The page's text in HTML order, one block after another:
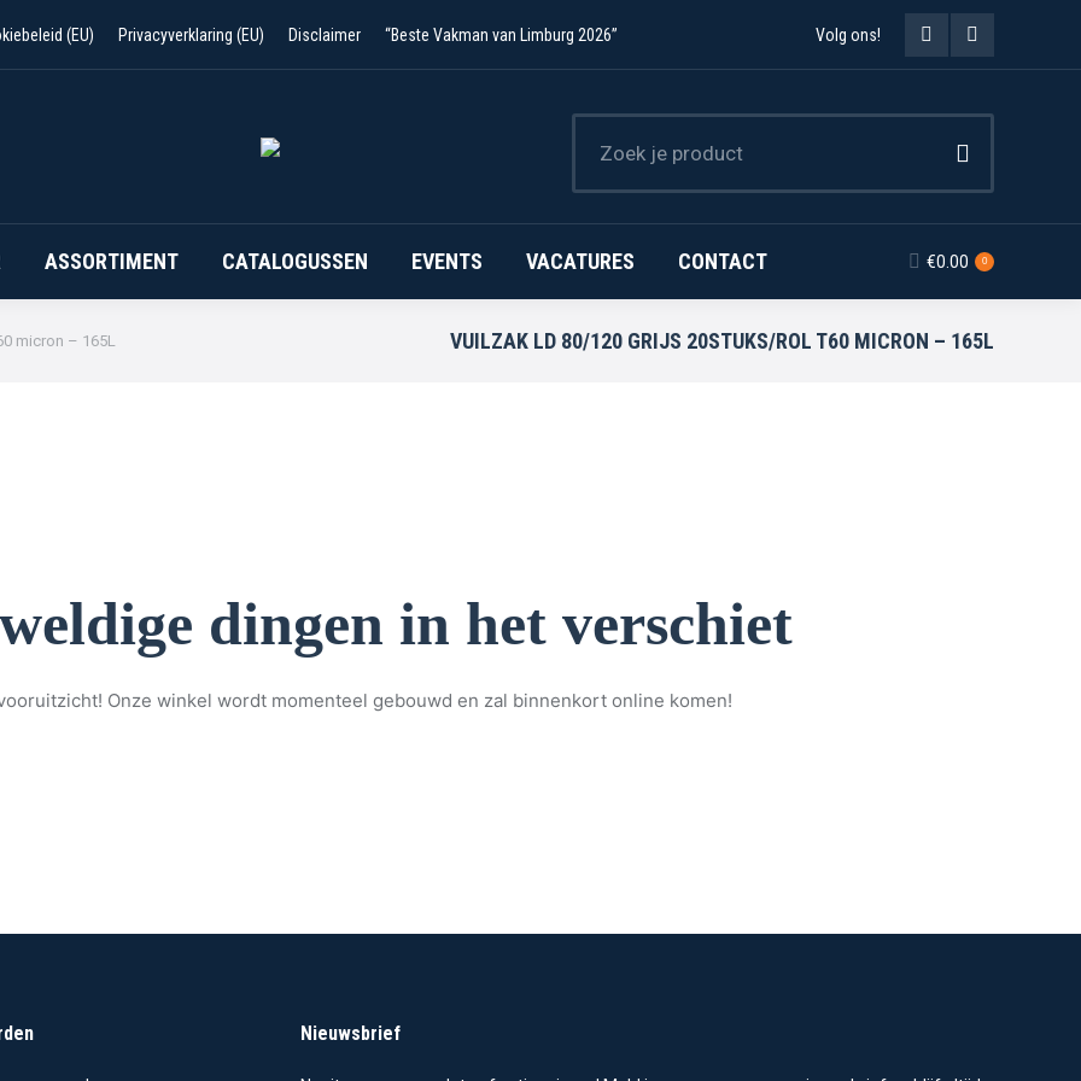
(EU) Privacyverklaring (EU) Disclaimer “Beste Vakman van Limburg 2026” Volg ons!
Facebook
opens
in
new
window
Instagram
in
new
window
ASSORTIMENT CATALOGUSSEN EVENTS VACATURES CONTACT €0.00 0
micron – 165L VUILZAK LD 80/120 GRIJS 20STUKS/ROL T60 MICRON – 165L
dingen in het verschiet
Onze winkel wordt momenteel gebouwd en zal binnenkort online komen!
Nieuwsbrief